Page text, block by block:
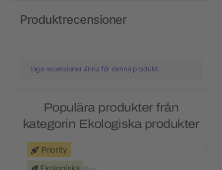
Produktrecensioner
Inga recensioner ännu för denna produkt.
Populära produkter från
kategorin Ekologiska produkter
Priority